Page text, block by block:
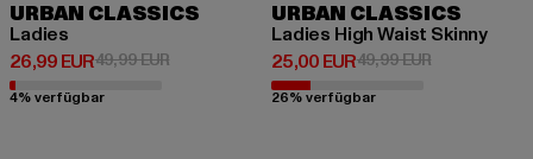
URBAN CLASSICS
Ladies
26,99 EUR
Derzeitiger Preis: 26,99 EUR
49,99 EURAktionspreis: 49,99 EUR
4% verfügbar
URBAN CLASSICS
Ladies High Waist Skinny
25,00 EUR
Derzeitiger Preis: 25,00 EUR
49,99 EURAktionspreis:
26% verfügbar